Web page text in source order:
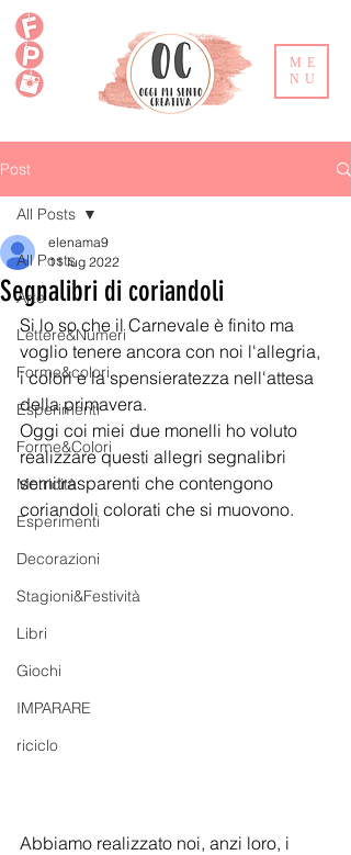
ME
NU
Post
All Posts
Arte
Lettere&Numeri
Forme&colori
Esperimenti
Forme&Colori
Motricità
Esperimenti
Decorazioni
Stagioni&Festività
Libri
Giochi
IMPARARE
riciclo
All Posts
Segnalibri di coriandoli
elenama9
11 lug 2022
Si lo so che il Carnevale è finito ma
voglio tenere ancora con noi l'allegria,
i colori e la spensieratezza nell'attesa
della primavera.
Oggi coi miei due monelli ho voluto
realizzare questi allegri segnalibri
semitrasparenti che contengono
coriandoli colorati che si muovono.
Abbiamo realizzato noi, anzi loro, i